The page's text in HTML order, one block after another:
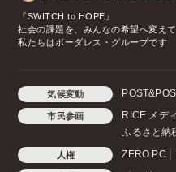
『SWITCH to HOPE』
社会の課題を、みんなの希望へ変えて
私たちはボーダレス・グループです
気候変動
市民参画 RICE メデ
ふるさと納
人権 ZERO PC